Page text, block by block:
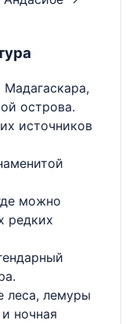
острова.
источников
можно
редких
леса, лемуры
ночная